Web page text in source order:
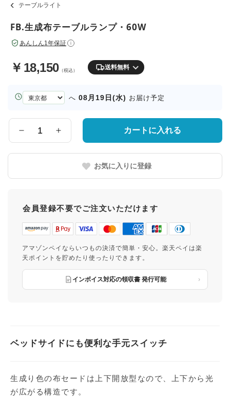
テーブルライト
FB.生成布テーブルランプ・60W
あんしん1年保証 i
￥ 18,150（税込） 送料無料
お
届
県
へ 08月19日(水) お届け予定
量
カートに入れる
お気に入りに登録
会員登録不要でご注文いただけます
アマゾンペイならいつもの決済で簡単・安心。楽天ペイは楽
天ポイントを貯めたり使ったりできます。
インボイス対応の領収書 発行可能
ベッドサイドにも便利な手元スイッチ
生成り色の布セードは上下開放型なので、上下から光
が広がる構造です。